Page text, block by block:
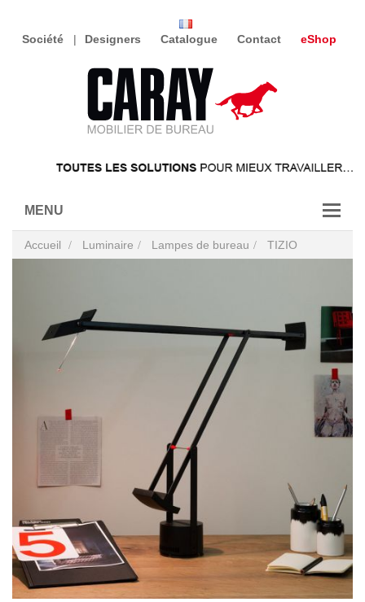
Société Designers Catalogue Contact eShop
MENU
Accueil Luminaire Lampes de bureau TIZIO